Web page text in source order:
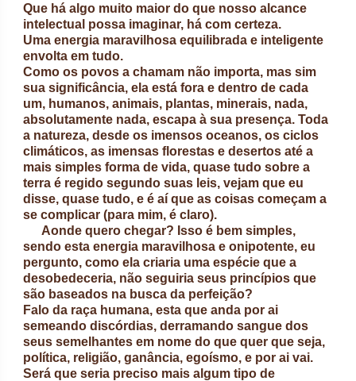
Que há algo muito maior do que nosso alcance
intelectual possa imaginar, há com certeza.
Uma energia maravilhosa equilibrada e inteligente
envolta em tudo.
Como os povos a chamam não importa, mas sim
sua significância, ela está fora e dentro de cada
um, humanos, animais, plantas, minerais, nada,
absolutamente nada, escapa à sua presença. Toda
a natureza, desde os imensos oceanos, os ciclos
climáticos, as imensas florestas e desertos até a
mais simples forma de vida, quase tudo sobre a
terra é regido segundo suas leis, vejam que eu
disse, quase tudo, e é aí que as coisas começam a
se complicar (para mim, é claro).
Aonde quero chegar? Isso é bem simples,
sendo esta energia maravilhosa e onipotente, eu
pergunto, como ela criaria uma espécie que a
desobedeceria, não seguiria seus princípios que
são baseados na busca da perfeição?
Falo da raça humana, esta que anda por ai
semeando discórdias, derramando sangue dos
seus semelhantes em nome do que quer que seja,
política, religião, ganância, egoísmo, e por ai vai.
Será que seria preciso mais algum tipo de